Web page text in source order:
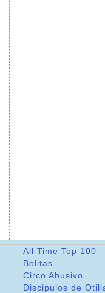
All Time Top 100
Bolitas
Circo Abusivo
Discipulos de